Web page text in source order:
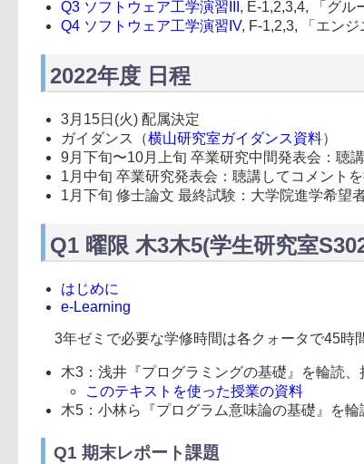
Q3 ソフトウェア工学演習III , E-1,2,3,4, 「グル
Q4 ソフトウェア工学演習IV, F-1,2,3, 「エン
2022年度 日程
3月15日(火) 配属決定
ガイダンス（横山研究室ガイダンス資料）
9月下旬〜10月上旬 卒業研究中間発表会：聴
1月中旬 卒業研究発表会：聴講してコメント
1月下旬 修士論文 最終試験：大学院進学希望
Q1 曜限 木3木5(学生研究室
はじめに
e-Learning
3年ゼミで必要な学修時間は各クォータで45時
木3：浅井『プログラミングの基礎』を輪読
このテキストを使った授業の資料
木5：小林ら『プログラム意味論の基礎』を
Q1 期末レポート課題